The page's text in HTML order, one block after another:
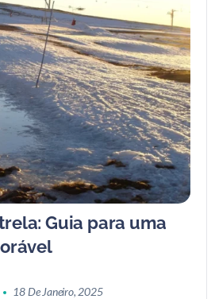
Guia para uma
18 De Janeiro, 2025